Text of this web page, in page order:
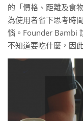
的「價格、距離及食
為使用者省下思考時
惱。Founder Bambi
不知道要吃什麼，因